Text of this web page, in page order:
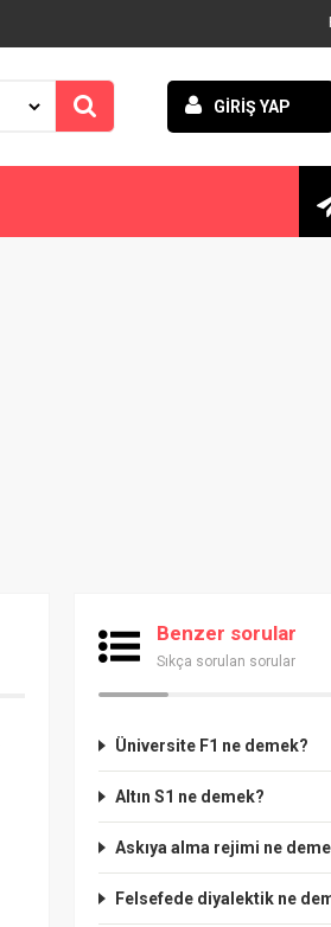
GİRİŞ YAP
Benzer sorular
Sıkça sorulan sorular
Üniversite F1 ne demek?
Altın S1 ne demek?
Askıya alma rejimi ne
Felsefede diyalektik ne